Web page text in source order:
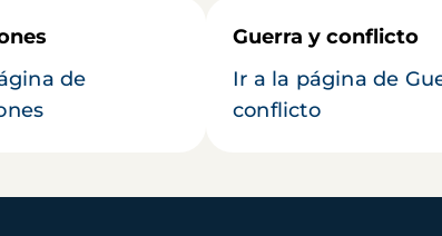
de
Guerra y conflicto
Ir a la página de
conflicto